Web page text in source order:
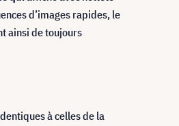
d’images rapides, le
ainsi de toujours
à celles de la